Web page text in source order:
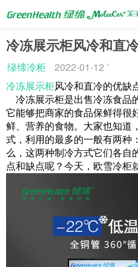
冷冻展示柜风冷和直
绿缔冷柜 2022-01-12
冷冻展示柜风冷和直冷的优缺
冷冻展示柜是出售冷冻食品
它能够把商家的食品保鲜得很
鲜、营养的食物。大家也知道
式，利用的最多的一般有两种
么，这两种制冷方式它们各自
点和缺点呢？今天，欧雪冷柜